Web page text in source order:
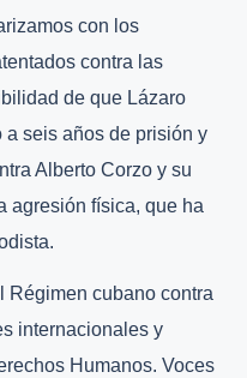
con los
contra las
de que Lázaro
seis años de prisión y
Alberto Corzo y su
agresión física, que ha
Régimen cubano contra
internacionales y
Humanos. Voces